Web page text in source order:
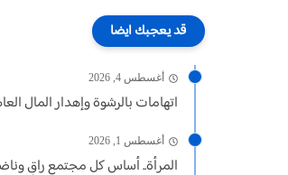
قد يعجبك ايضا
أغسطس 4, 2026
اتهامات بالرشوة وإهدار المال
أغسطس 1, 2026
المرأة.. أساس كل مجتمع راقٍ